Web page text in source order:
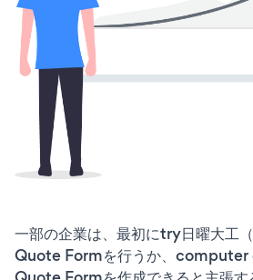
一部の企業は、最初にtry日曜大
Quote Formを行うか、